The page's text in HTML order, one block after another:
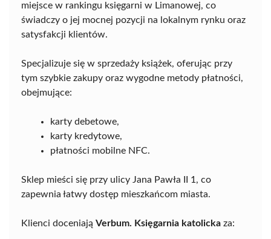
miejsce w rankingu księgarni w Limanowej, co
świadczy o jej mocnej pozycji na lokalnym rynku oraz
satysfakcji klientów.
Specjalizuje się w sprzedaży książek, oferując przy
tym szybkie zakupy oraz wygodne metody płatności,
obejmujące:
karty debetowe,
karty kredytowe,
płatności mobilne NFC.
Sklep mieści się przy ulicy Jana Pawła II 1, co
zapewnia łatwy dostęp mieszkańcom miasta.
Klienci doceniają Verbum. Księgarnia katolicka za: